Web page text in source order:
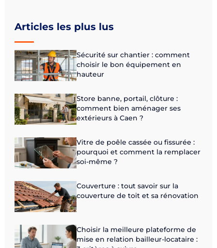
Articles les plus lus
Sécurité sur chantier : comment
choisir le bon équipement en
hauteur
Store banne, portail, clôture :
comment bien aménager ses
extérieurs à Caen ?
Vitre de poêle cassée ou fissurée :
pourquoi et comment la remplacer
soi-même ?
Couverture : tout savoir sur la
couverture de toit et sa rénovation
Choisir la meilleure plateforme de
mise en relation bailleur-locataire :